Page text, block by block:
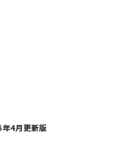
4月更新版